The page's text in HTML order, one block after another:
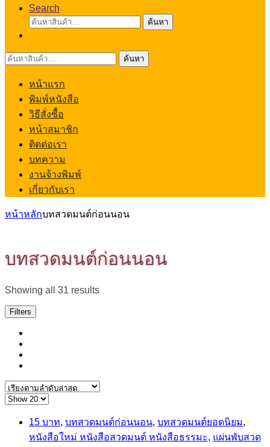
Search
ค้นหา:
ค้นหา
ค้นหา: ค้นหา
หน้าแรก
พิมพ์หนังสือ
วิธีสั่งซื้อ
หน้าสมาชิก
ติดต่อเรา
บทความ
งานจ้างพิมพ์
เกี่ยวกับเรา
หน้าหลักบทสวดมนต์ก่อนนอน
บทสวดมนต์ก่อนนอน
Showing all 31 resultsSorted
Filters
15 บาท, บทสวดมนต์ก่อนนอน, บทสวดมนต์ยอดนิยม,
หนังสือใหม่ หนังสือสวดมนต์ หนังสือธรรมะ, แผ่นพับสวด